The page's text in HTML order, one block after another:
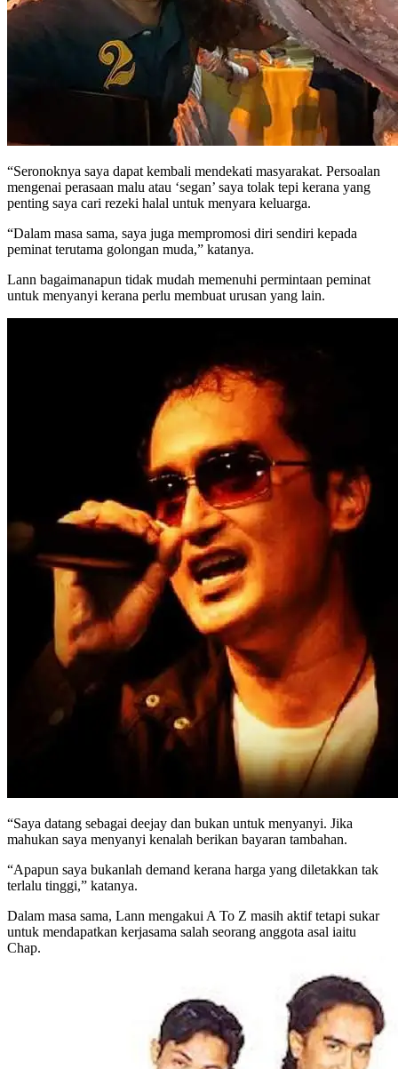
“Seronoknya saya dapat kembali mendekati masyarakat. Persoalan
mengenai perasaan malu atau ‘segan’ saya tolak tepi kerana yang
penting saya cari rezeki halal untuk menyara keluarga.
“Dalam masa sama, saya juga mempromosi diri sendiri kepada
peminat terutama golongan muda,” katanya.
Lann bagaimanapun tidak mudah memenuhi permintaan peminat
untuk menyanyi kerana perlu membuat urusan yang lain.
“Saya datang sebagai deejay dan bukan untuk menyanyi. Jika
mahukan saya menyanyi kenalah berikan bayaran tambahan.
“Apapun saya bukanlah demand kerana harga yang diletakkan tak
terlalu tinggi,” katanya.
Dalam masa sama, Lann mengakui A To Z masih aktif tetapi sukar
untuk mendapatkan kerjasama salah seorang anggota asal iaitu
Chap.